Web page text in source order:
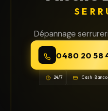
Dépannage
0480 20 58
24/7 Cash ·